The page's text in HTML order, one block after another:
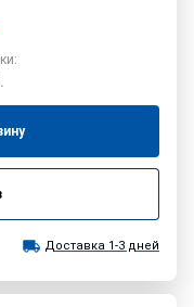
Доставка 1-3 дней